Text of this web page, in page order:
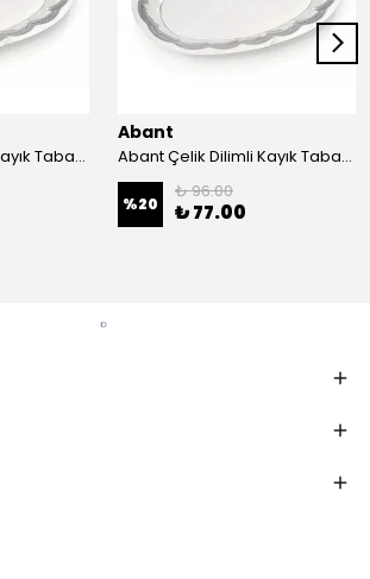
Abant Çelik Dilimli Kayık Tabak No:1 ; 14x21 cm.
Abant
Abant Çelik Dilimli Kayık Tabak No:2 ; 16,5x24,5 cm.
%20
₺ 96.00
₺ 77.00